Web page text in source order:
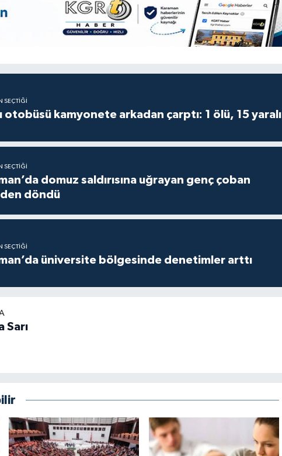
SEÇTIĞI
otobüsü kamyonete arkadan çarptı: 1 ölü, 15 yaralı
SEÇTIĞI
domuz saldırısına uğrayan genç çoban
döndü
SEÇTIĞI
üniversite bölgesinde denetimler arttı
Sarı